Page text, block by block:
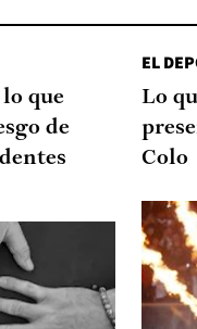
que
de
EL
Lo
Colo